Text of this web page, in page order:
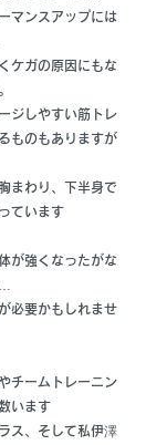
マンスアップには
ケガの原因にもな
ジしやすい筋トレ
ものもありますが
まわり、下半身で
ています
が強くなったがな
必要かもしれませ
チームトレーニン
います
ス、そして私伊澤